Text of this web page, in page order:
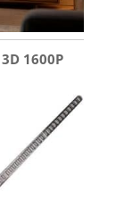
1600P